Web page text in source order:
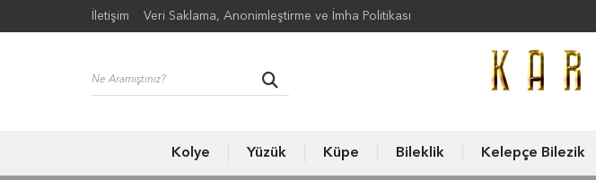
İletişim Veri Saklama, Anonimleştirme ve İmha Politikası
Kolye Yüzük Küpe Bileklik Kelepçe Bilezik